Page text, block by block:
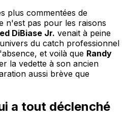
plus commentées de
n'est pas pour les raisons
DiBiase Jr. venait à peine
du catch professionnel
et voilà que Randy
la vedette à son ancien
aussi brève que
a tout déclenché